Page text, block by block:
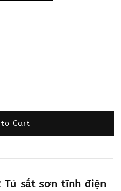
Cart
Tủ sắt sơn tĩnh điện